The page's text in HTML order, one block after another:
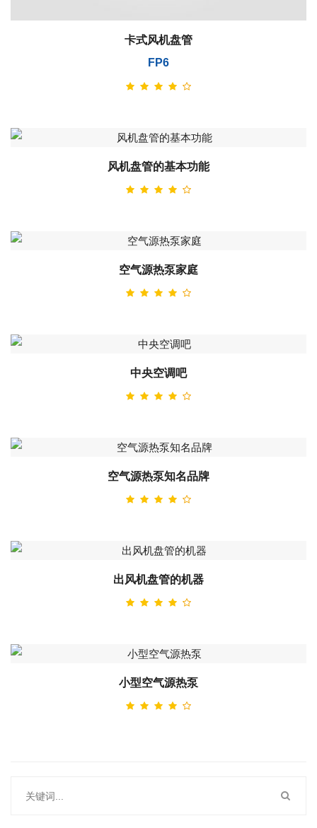
卡式风机盘管
FP6
风机盘管的基本功能
空气源热泵家庭
中央空调吧
空气源热泵知名品牌
出风机盘管的机器
小型空气源热泵